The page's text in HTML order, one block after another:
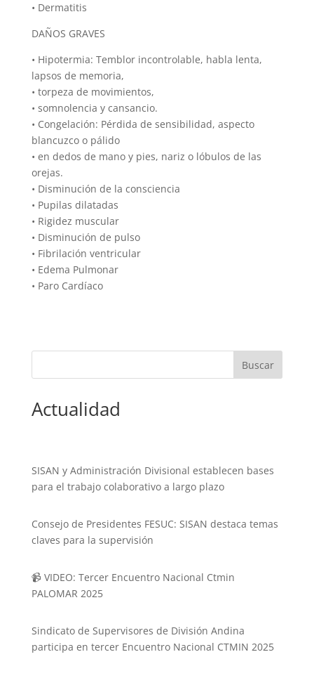
• Dermatitis
DAÑOS GRAVES
• Hipotermia: Temblor incontrolable, habla lenta,
lapsos de memoria,
• torpeza de movimientos,
• somnolencia y cansancio.
• Congelación: Pérdida de sensibilidad, aspecto
blancuzco o pálido
• en dedos de mano y pies, nariz o lóbulos de las
orejas.
• Disminución de la consciencia
• Pupilas dilatadas
• Rigidez muscular
• Disminución de pulso
• Fibrilación ventricular
• Edema Pulmonar
• Paro Cardíaco
Actualidad
SISAN y Administración Divisional establecen bases
para el trabajo colaborativo a largo plazo
Consejo de Presidentes FESUC: SISAN destaca temas
claves para la supervisión
📹 VIDEO: Tercer Encuentro Nacional Ctmin
PALOMAR 2025
Sindicato de Supervisores de División Andina
participa en tercer Encuentro Nacional CTMIN 2025